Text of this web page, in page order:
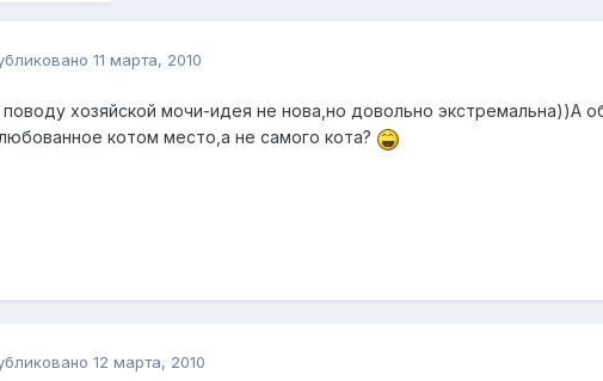
11 марта, 2010
хозяйской мочи-идея не нова,но довольно экстремальна))А
котом место,а не самого кота?
12 марта, 2010